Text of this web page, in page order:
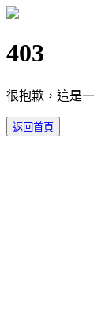
403
很抱歉，這是
返回首頁